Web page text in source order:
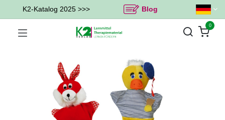
K2-Katalog 2025 >>> Blog
0